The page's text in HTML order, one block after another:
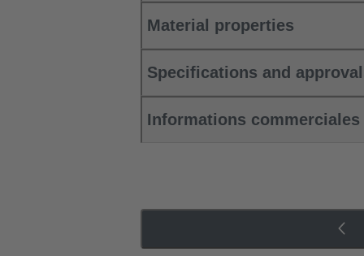
Material properties
Specifications and
Informations commerciales